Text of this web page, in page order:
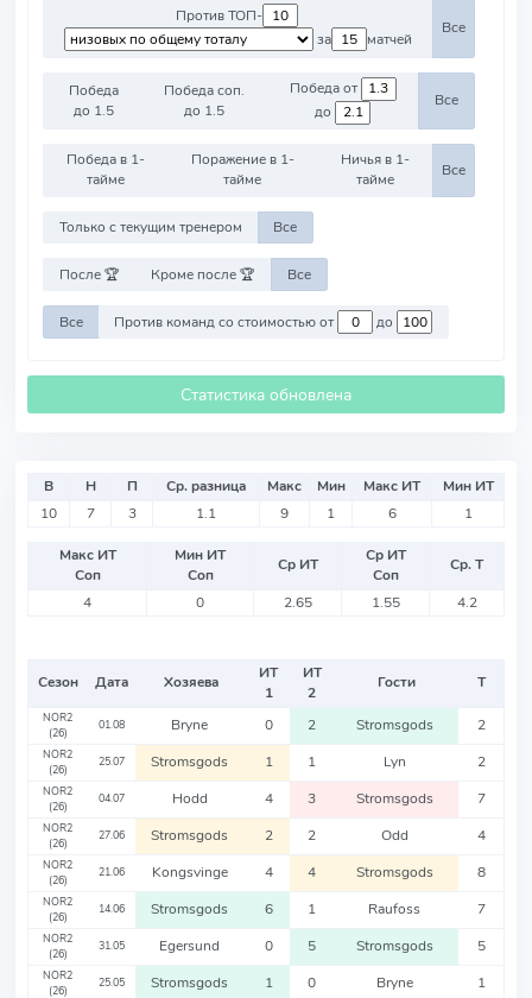
Против ТОП-
за
матчей
Все
Победа
до 1.5
Победа соп.
до 1.5
Победа от
до
Все
Победа в 1-
тайме
Поражение в 1-
тайме
Ничья в 1-
тайме
Все
Только с текущим тренером Все
После 🏆 Кроме после 🏆 Все
Все Против команд со стоимостью от до
Статистика обновлена
В Н П Ср. разница Макс Мин Макс ИТ
Мин ИТ
10
7 3 1.1 9 1 6 1
Макс ИТ
Соп
Мин ИТ
Соп
Ср ИТ
Ср ИТ
Соп
Ср. Т
4
0 2.65 1.55 4.2
Сезон Дата Хозяева
ИТ
1
ИТ
2
Гости Т
NOR2
(26)
01.08 Bryne 0 2 Stromsgods 2
NOR2
(26)
25.07 Stromsgods 1 1 Lyn 2
NOR2
(26)
04.07 Hodd 4 3 Stromsgods 7
NOR2
(26)
27.06 Stromsgods 2 2 Odd 4
NOR2
(26)
21.06 Kongsvinge 4 4 Stromsgods 8
NOR2
(26)
14.06 Stromsgods 6 1 Raufoss 7
NOR2
(26)
31.05 Egersund 0 5 Stromsgods 5
NOR2
(26)
25.05 Stromsgods 1 0 Bryne 1